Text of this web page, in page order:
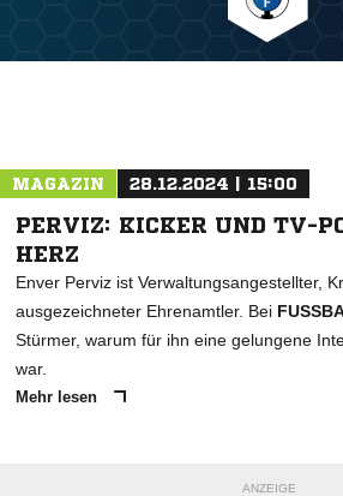
MAGAZIN 28.12.2024 | 15:00
PERVIZ: KICKER UND TV-
HERZ
Enver Perviz ist Verwaltungsangestellter,
ausgezeichneter Ehrenamtler. Bei
Stürmer, warum für ihn eine gelungene
war.
Mehr lesen
ANZEIGE